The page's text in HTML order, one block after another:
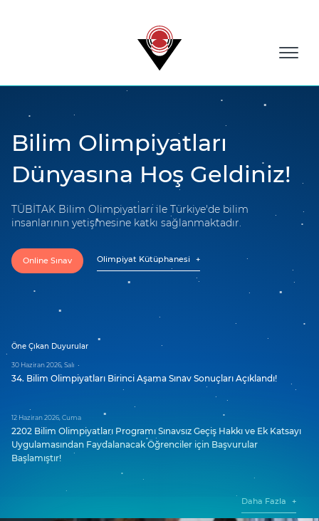
Bilim Olimpiyatları
Dünyasına Hoş Geldiniz!
TÜBİTAK Bilim Olimpiyatları ile Türkiye'de bilim
insanlarının yetişmesine katkı sağlanmaktadır.
Online Sınav Olimpiyat Kütüphanesi
Öne Çıkan Duyurular
30 Haziran 2026, Salı
34. Bilim Olimpiyatları Birinci Aşama Sınav Sonuçları Açıklandı!
12 Haziran 2026, Cuma
2202 Bilim Olimpiyatları Programı Sınavsız Geçiş Hakkı ve Ek Katsayı
Uygulamasından Faydalanacak Öğrenciler için Başvurular
Başlamıştır!
Daha Fazla